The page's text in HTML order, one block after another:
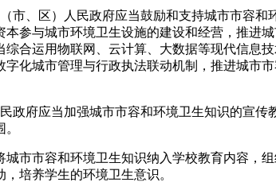
市、区）人民政府应当鼓励和支持城市市容和
本参与城市环境卫生设施的建设和经营，推进
综合运用物联网、云计算、大数据等现代信息
字化城市管理与行政执法联动机制，推进城市
政府应当加强城市市容和环境卫生知识的宣传
城市市容和环境卫生知识纳入学校教育内容，
培养学生的环境卫生意识。